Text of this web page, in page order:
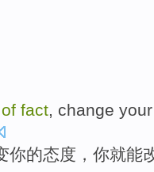
of fact, change
你的态度，你就能